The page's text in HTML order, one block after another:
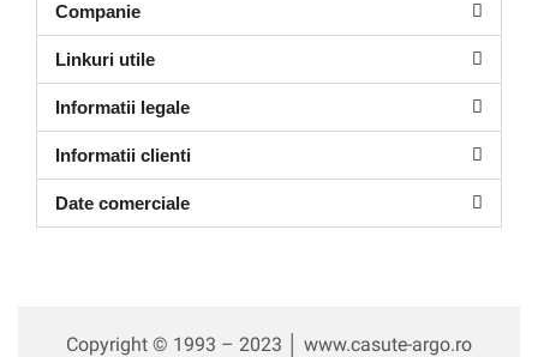
Companie
Linkuri utile
Informatii legale
Informatii clienti
Date comerciale
Copyright © 1993 – 2023 │ www.casute-argo.ro